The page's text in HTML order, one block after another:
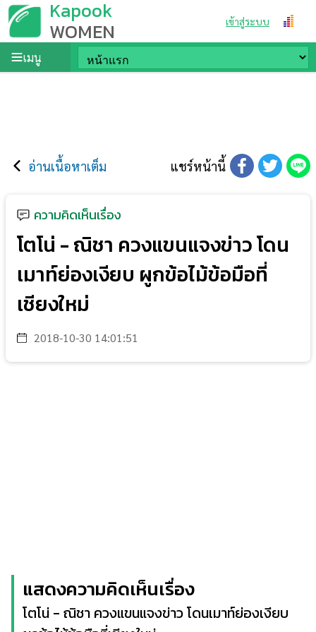
Kapook
WOMEN เข้าสู่ระบบ
เมนู
อ่านเนื้อหาเต็ม แชร์หน้านี้
ความคิดเห็นเรื่อง
โตโน่ - ณิชา ควงแขนแจงข่าว โดน
เมาท์ย่องเงียบ ผูกข้อไม้ข้อมือที่
เชียงใหม่
2018-10-30 14:01:51
แสดงความคิดเห็นเรื่อง
โตโน่ - ณิชา ควงแขนแจงข่าว โดนเมาท์ย่องเงียบ